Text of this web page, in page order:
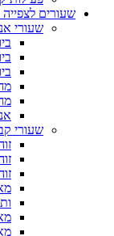
שעורים לצפייה
שעורי
שעורי